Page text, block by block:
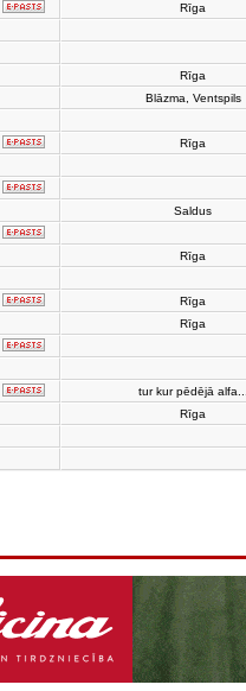
Rīga
Rīga
Blāzma, Ventspils
Rīga
Saldus
Rīga
Rīga
Rīga
tur kur pēdējā alfa...
Rīga